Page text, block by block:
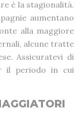
è la stagionalità.
aumentano
alla maggiore
alcune tratte
Assicuratevi di
il periodo in cui